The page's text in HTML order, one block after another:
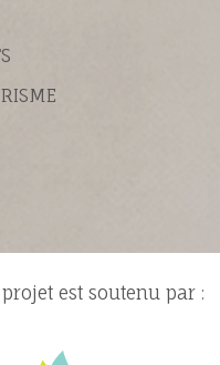
projet est soutenu par :